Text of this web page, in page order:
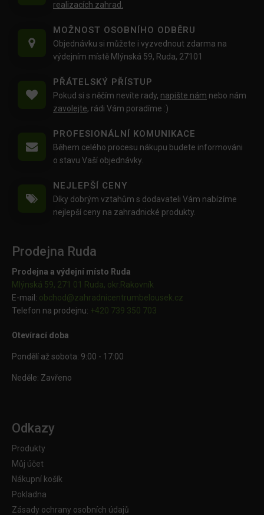
realizacích zahrad.
MOŽNOST OSOBNÍHO ODBĚRU
Objednávku si můžete i vyzvednout zdarma na
výdejním místě Mlýnská 59, Ruda, 27101
PŘÁTELSKÝ PŘÍSTUP
Pokud si s něčím nevíte rady, napište nám nebo nám
zavolejte, rádi Vám poradíme :)
PROFESIONÁLNÍ KOMUNIKACE
Během celého procesu nákupu budete informováni
o stavu Vaší objednávky.
NEJLEPŠÍ CENY
Díky dobrým vztahům s dodavateli Vám nabízíme
nejlepší ceny na zahradnické produkty.
Prodejna Ruda
Prodejna a výdejní místo Ruda
Mlýnská 59, 271 01 Ruda, okr.Rakovník
E-mail: obchod@zahradnicentrumbelousek.cz
Telefon na prodejnu: +420 739 350 703
Otevírací doba
Pondělí až sobota: 9:00 - 17:00
Neděle: Zavřeno
Odkazy
Produkty
Můj účet
Nákupní košík
Pokladna
Zásady ochrany osobních údajů